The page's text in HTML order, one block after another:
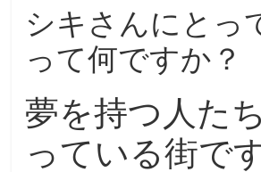
シキさんにとっ
って何ですか？
夢を持つ人た
っている街です